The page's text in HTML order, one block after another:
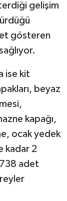
gelişim
gösteren
ise kit
beyaz
kapağı,
ocak yedek
kadar 2
adet